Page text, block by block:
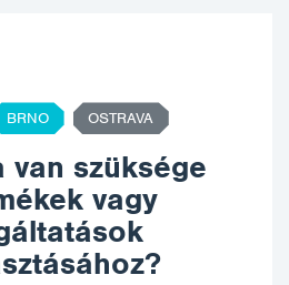
BRNO OSTRAVA
van szüksége
vagy